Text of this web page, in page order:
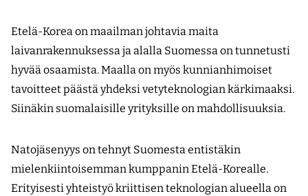
Etelä-Korea on maailman johtavia maita
laivanrakennuksessa ja alalla Suomessa on tunnetusti
hyvää osaamista. Maalla on myös kunnianhimoiset
tavoitteet päästä yhdeksi vetyteknologian kärkimaaksi.
Siinäkin suomalaisille yrityksille on mahdollisuuksia.
Natojäsenyys on tehnyt Suomesta entistäkin
mielenkiintoisemman kumppanin Etelä-Korealle.
Erityisesti yhteistyö kriittisen teknologian alueella on